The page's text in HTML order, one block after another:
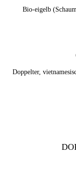
Bio-eigelb
Doppelter,